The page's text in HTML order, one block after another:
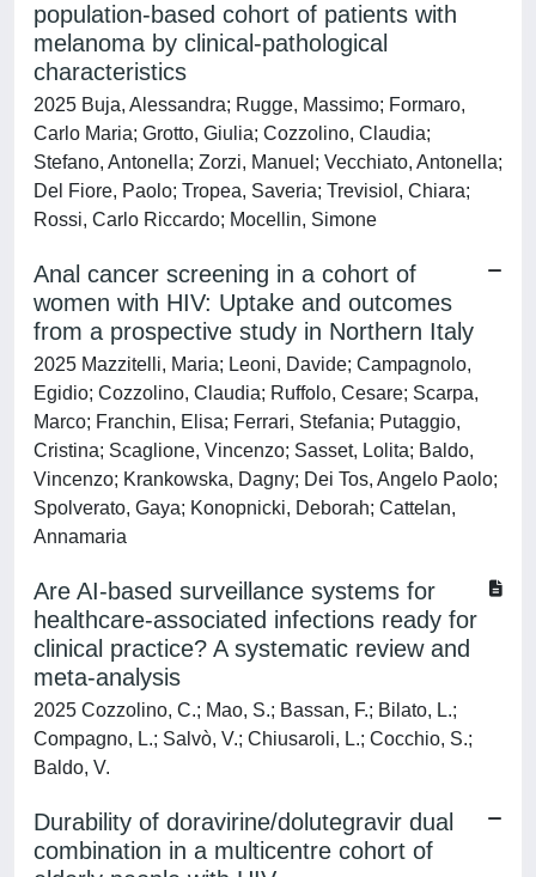
population-based cohort of patients with
melanoma by clinical-pathological
characteristics
2025 Buja, Alessandra; Rugge, Massimo; Formaro,
Carlo Maria; Grotto, Giulia; Cozzolino, Claudia;
Stefano, Antonella; Zorzi, Manuel; Vecchiato, Antonella;
Del Fiore, Paolo; Tropea, Saveria; Trevisiol, Chiara;
Rossi, Carlo Riccardo; Mocellin, Simone
Anal cancer screening in a cohort of
women with HIV: Uptake and outcomes
from a prospective study in Northern Italy
2025 Mazzitelli, Maria; Leoni, Davide; Campagnolo,
Egidio; Cozzolino, Claudia; Ruffolo, Cesare; Scarpa,
Marco; Franchin, Elisa; Ferrari, Stefania; Putaggio,
Cristina; Scaglione, Vincenzo; Sasset, Lolita; Baldo,
Vincenzo; Krankowska, Dagny; Dei Tos, Angelo Paolo;
Spolverato, Gaya; Konopnicki, Deborah; Cattelan,
Annamaria
Are AI-based surveillance systems for
healthcare-associated infections ready for
clinical practice? A systematic review and
meta-analysis
2025 Cozzolino, C.; Mao, S.; Bassan, F.; Bilato, L.;
Compagno, L.; Salvò, V.; Chiusaroli, L.; Cocchio, S.;
Baldo, V.
Durability of doravirine/dolutegravir dual
combination in a multicentre cohort of